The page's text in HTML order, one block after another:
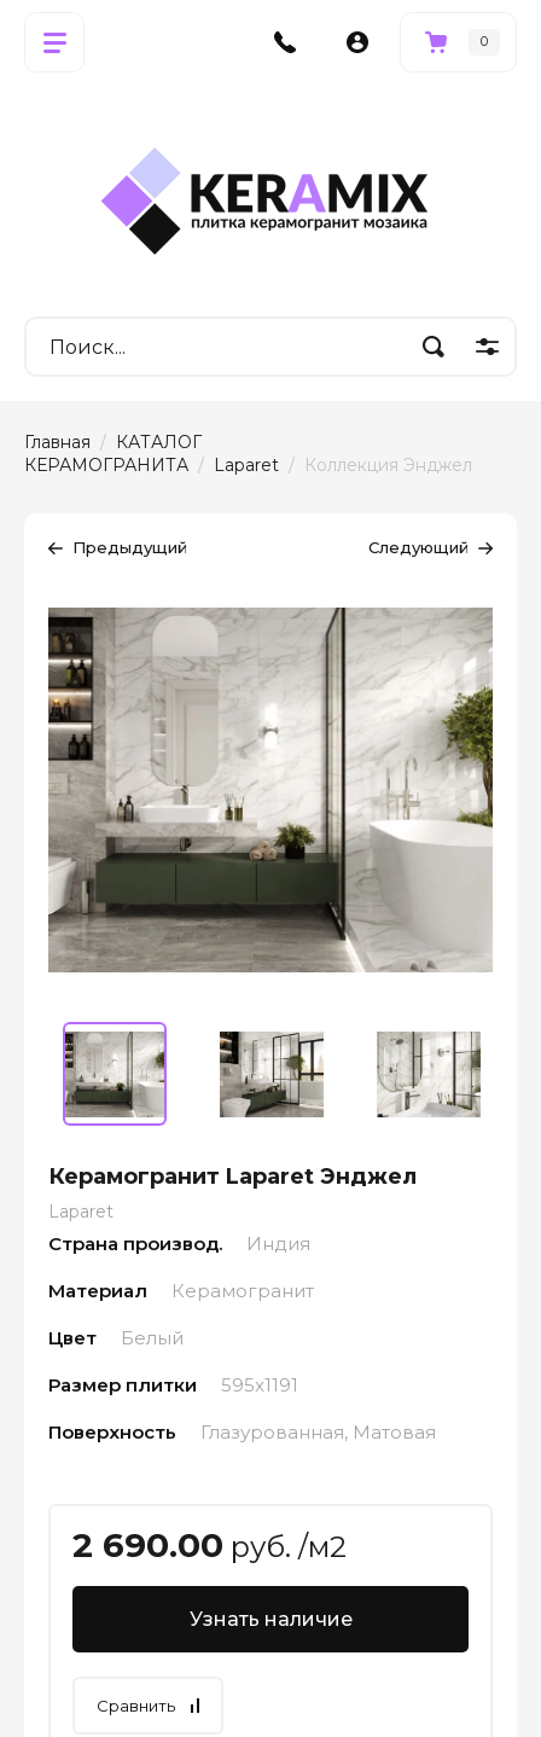
0
Главная / КАТАЛОГ
КЕРАМОГРАНИТА / Laparet /  Коллекция Энджел
Предыдущий Следующий
Керамогранит Laparet Энджел
Laparet
Страна производ. Индия
Материал Керамогранит
Цвет Белый
Размер плитки 595x1191
Поверхность Глазурованная, Матовая
2 690.00 руб. /м2
Узнать наличие
Сравнить